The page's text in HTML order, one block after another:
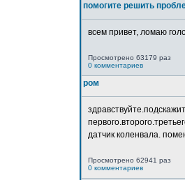
помогите решить
всем привет, ломаю
Просмотрено 63179 раз
0 комментариев
ром
датчик коленвала.
Просмотрено 62941 раз
0 комментариев